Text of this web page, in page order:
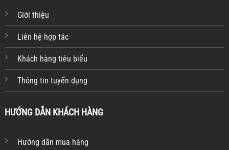
Giới thiệu
Liên hệ hợp tác
Khách hàng tiêu biểu
Thông tin tuyển dụng
HƯỚNG DẪN KHÁCH HÀNG
Hướng dẫn mua hàng